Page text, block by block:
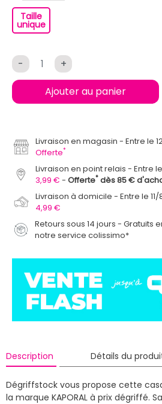
Taille
uniqueTaille unique
- +
Ajouter au panier
Livraison en magasin
Entre le
Offerte*
Livraison en point relais
Entre
3,99 €
Offerte* dès 85 €
Livraison à domicile
Entre le
4,99 €
Retours sous 14 jours - Gratuits
notre service colissimo*
Description Détails du
Dégriffstock vous propose cette
la marque KAPORAL à prix dégriffé.